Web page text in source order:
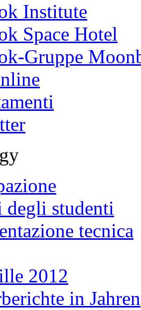
Institute
Space Hotel
Gruppe
studenti
tecnica
2012
in Jahren